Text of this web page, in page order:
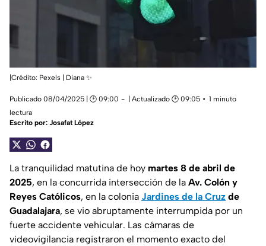
|Crédito: Pexels | Diana ✨
Publicado 08/04/2025 | 🕑 09:00 | Actualizado 🕑 09:05
1 minuto
lectura
Escrito por: Josafat López
La tranquilidad matutina de hoy martes 8 de abril de
2025, en la concurrida intersección de la Av. Colón y
Reyes Católicos, en la colonia Jardines de la Cruz de
Guadalajara, se vio abruptamente interrumpida por un
fuerte accidente vehicular. Las cámaras de
videovigilancia registraron el momento exacto del